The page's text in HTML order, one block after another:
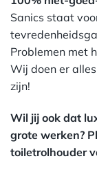
Sanics staat
Problemen met
Wij doen er
zijn!
Wil jij ook dat
grote werken?
toiletrolhouder